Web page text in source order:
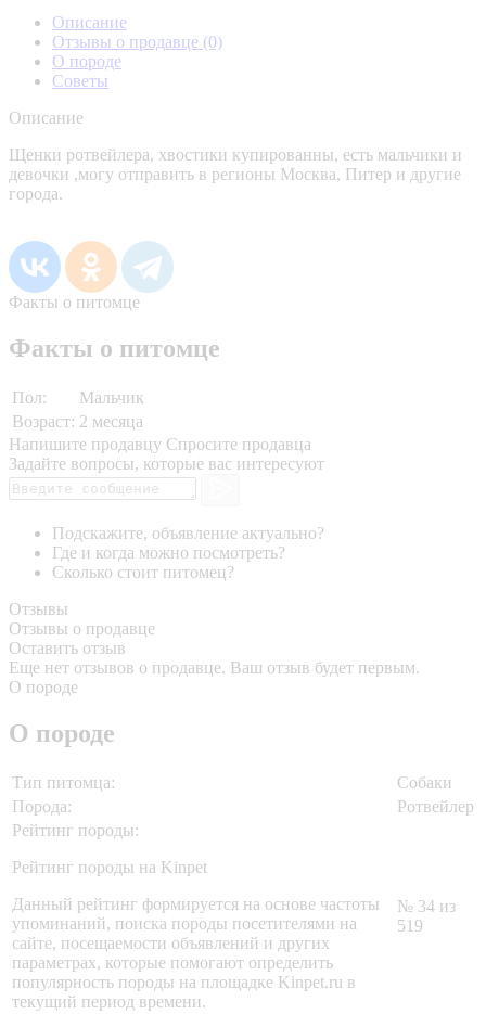
Описание
Отзывы о продавце (0)
О породе
Советы
Описание
Щенки ротвейлера, хвостики купированны, есть мальчики и
девочки ,могу отправить в регионы Москва, Питер и другие
города.
Факты о питомце
Факты о питомце
Пол:
Мальчик
Возраст: 2 месяца
Напишите продавцу Спросите продавца
Задайте вопросы, которые вас интересуют
Подскажите, объявление актуально?
Где и когда можно посмотреть?
Сколько стоит питомец?
Отзывы
Отзывы о продавце
Оставить отзыв
Еще нет отзывов о продавце. Ваш отзыв будет первым.
О породе
О породе
Тип питомца:
Собаки
Порода:
Ротвейлер
Рейтинг породы:
Рейтинг породы на Kinpet
Данный рейтинг формируется на основе частоты
упоминаний, поиска породы посетителями на
сайте, посещаемости объявлений и других
параметрах, которые помогают определить
популярность породы на площадке Kinpet.ru в
текущий период времени.
№ 34 из
519